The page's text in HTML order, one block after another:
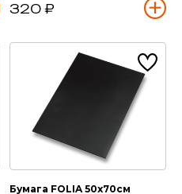
320 ₽
Бумага FOLIA 50х70см